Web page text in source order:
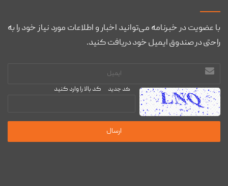
با عضویت در خبرنامه می‌توانید اخبار و اطلاعات مورد نیاز خود را به
راحتی در صندوق ایمیل خود دریافت کنید.
آدرس
کد جدید کد بالا را وارد کنید